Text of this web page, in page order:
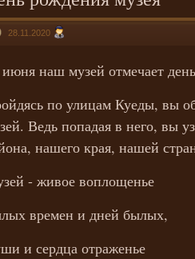
28.11.2020
наш музей отмечает
по улицам Куеды, вы
Ведь попадая в него, вы
нашего края, нашей
- живое воплощенье
времен и дней былых,
и сердца отраженье